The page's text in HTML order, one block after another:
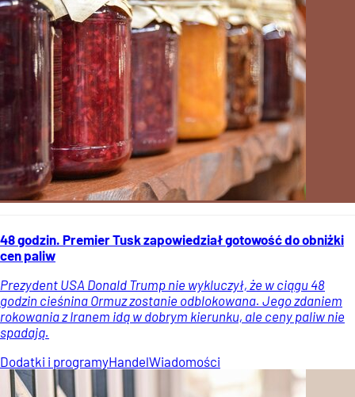
48 godzin. Premier Tusk zapowiedział gotowość do obniżki
cen paliw
Prezydent USA Donald Trump nie wykluczył, że w ciągu 48
godzin cieśnina Ormuz zostanie odblokowana. Jego zdaniem
rokowania z Iranem idą w dobrym kierunku, ale ceny paliw nie
spadają.
Dodatki i programyHandelWiadomości